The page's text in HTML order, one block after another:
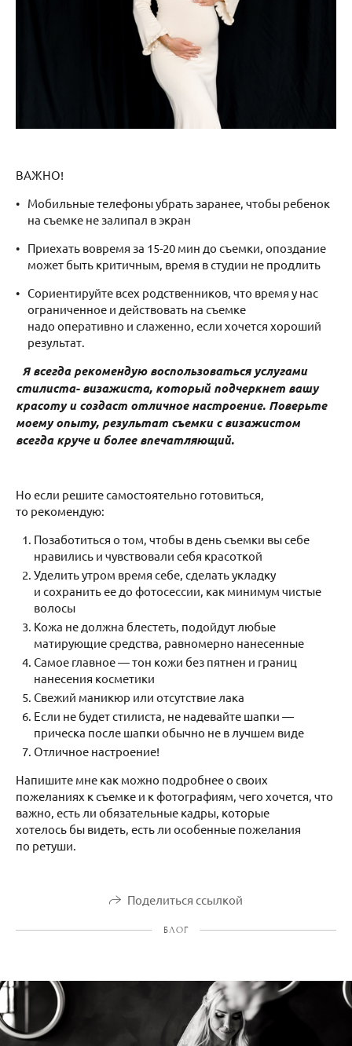
ВАЖНО!
Мобильные телефоны убрать заранее, чтобы ребенок
на съемке не залипал в экран
Приехать вовремя за 15-20 мин до съемки, опоздание
может быть критичным, время в студии не продлить
Сориентируйте всех родственников, что время у нас
ограниченное и действовать на съемке
надо оперативно и слаженно, если хочется хороший
результат.
Я всегда рекомендую воспользоваться услугами
стилиста- визажиста, который подчеркнет вашу
красоту и создаст отличное настроение. Поверьте
моему опыту, результат съемки с визажистом
всегда круче и более впечатляющий.
Но если решите самостоятельно готовиться,
то рекомендую:
Позаботиться о том, чтобы в день съемки вы себе
нравились и чувствовали себя красоткой
Уделить утром время себе, сделать укладку
и сохранить ее до фотосессии, как минимум чистые
волосы
Кожа не должна блестеть, подойдут любые
матирующие средства, равномерно нанесенные
Самое главное — тон кожи без пятнен и границ
нанесения косметики
Свежий маникюр или отсутствие лака
Если не будет стилиста, не надевайте шапки —
прическа после шапки обычно не в лучшем виде
Отличное настроение!
Напишите мне как можно подробнее о своих
пожеланиях к съемке и к фотографиям, чего хочется, что
важно, есть ли обязательные кадры, которые
хотелось бы видеть, есть ли особенные пожелания
по ретуши.
Поделиться ссылкой
БЛОГ